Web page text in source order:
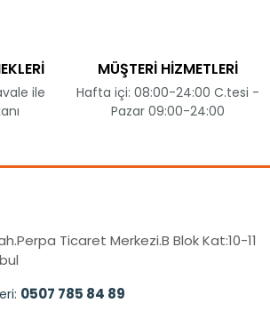
ile
MÜŞTERİ HİZMETLERİ
Hafta içi: 08:00-24:00 C.tesi -
Pazar 09:00-24:00
Ticaret Merkezi.B Blok Kat:10-11
0507 785 84 89